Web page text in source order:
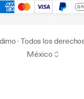
· Todos los
México